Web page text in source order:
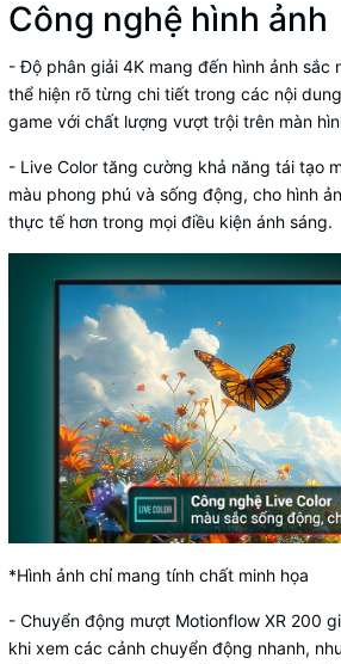
Công nghệ hình ảnh
- Độ phân giải 4K mang đến hình ảnh sắc
thể hiện rõ từng chi tiết trong các nội
game với chất lượng vượt trội trên màn
- Live Color tăng cường khả năng tái tạo
màu phong phú và sống động, cho hình
thực tế hơn trong mọi điều kiện ánh sáng.
*Hình ảnh chỉ mang tính chất minh họa
- Chuyển động mượt Motionflow XR 200
khi xem các cảnh chuyển động nhanh,